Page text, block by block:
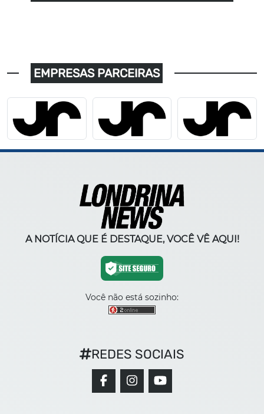
EMPRESAS PARCEIRAS
A NOTÍCIA QUE É DESTAQUE, VOCÊ VÊ AQUI!
Você não está sozinho:
REDES SOCIAIS